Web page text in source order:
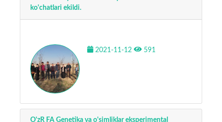
ko'chatlari ekildi.
2021-11-12 591
O'zR FA Genetika va o'simliklar eksperimental